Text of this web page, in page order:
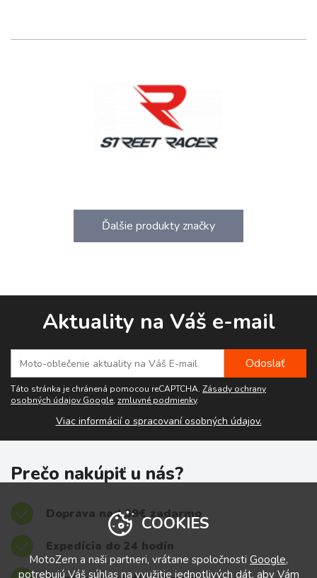
Ďalšie produkty značky
Aktuality na Váš e-mail
Táto stránka je chránená pomocou reCAPTCHA. Zásady ochrany
osobných údajov Google, zmluvné podmienky.
Viac informácií o spracovaní osobných údajov.
Prečo nakúpiť u nás?
Doprava nad 39€ zadarmo
Expedícia do 24 hodín
COOKIES
MotoZem a naši partneri, vrátane spoločnosti Google,
potrebujú Váš súhlas na využitie jednotlivých dát, aby Vám